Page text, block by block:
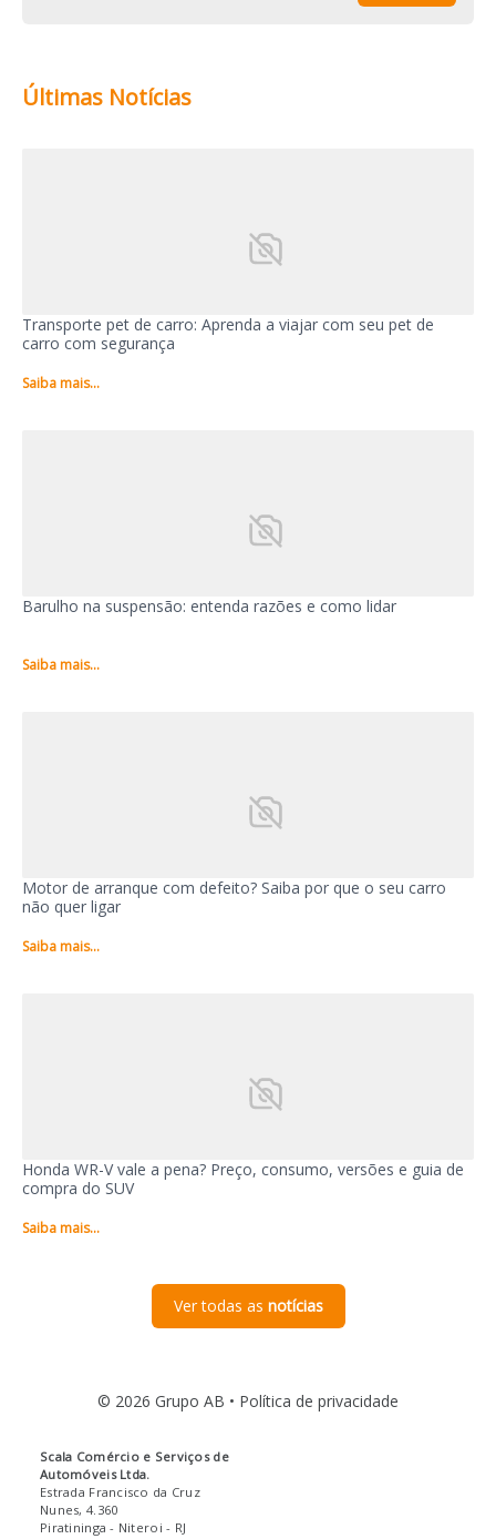
Últimas Notícias
Transporte pet de carro: Aprenda a viajar com seu pet de
carro com segurança
Saiba mais...
Barulho na suspensão: entenda razões e como lidar
Saiba mais...
Motor de arranque com defeito? Saiba por que o seu carro
não quer ligar
Saiba mais...
Honda WR-V vale a pena? Preço, consumo, versões e guia de
compra do SUV
Saiba mais...
Ver todas as notícias
© 2026 Grupo AB • Política de privacidade
Scala Comércio e Serviços de
Automóveis Ltda.
Estrada Francisco da Cruz
Nunes, 4.360
Piratininga - Niteroi - RJ